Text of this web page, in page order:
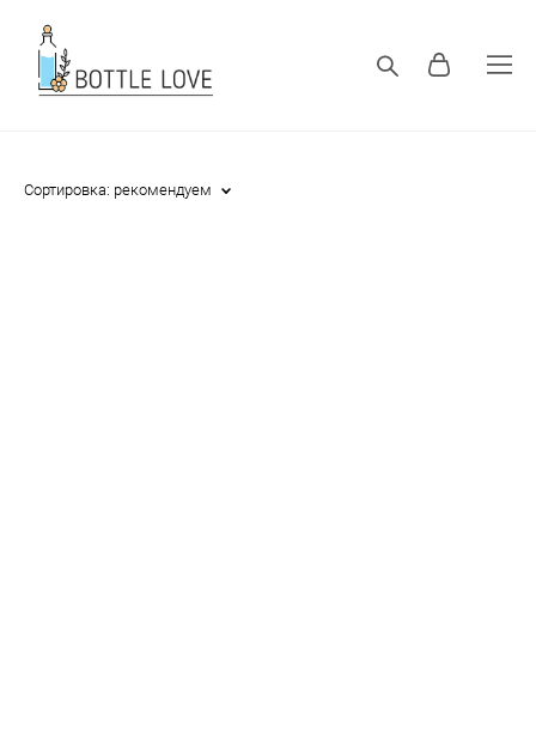
Сортировка: рекомендуем